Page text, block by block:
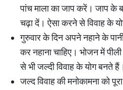
पांच माला का जाप करें। जाप के
चढ़ा दें। ऐसा करने से विवाह के
गुरुवार के दिन अपने नहाने के
कर नहाना चाहिए। भोजन में
से भी जल्दी विवाह के योग बनते हैं।
जल्द विवाह की मनोकामना को